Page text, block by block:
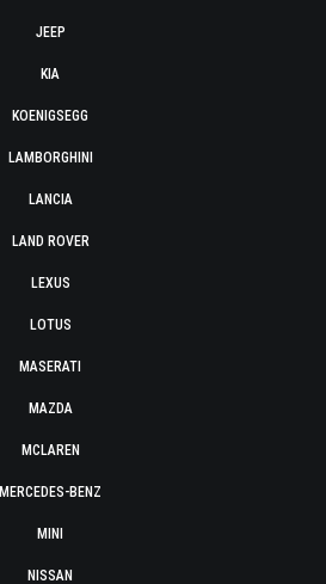
JEEP
KIA
KOENIGSEGG
LAMBORGHINI
LANCIA
LAND ROVER
LEXUS
LOTUS
MASERATI
MAZDA
MCLAREN
MERCEDES-BENZ
MINI
NISSAN